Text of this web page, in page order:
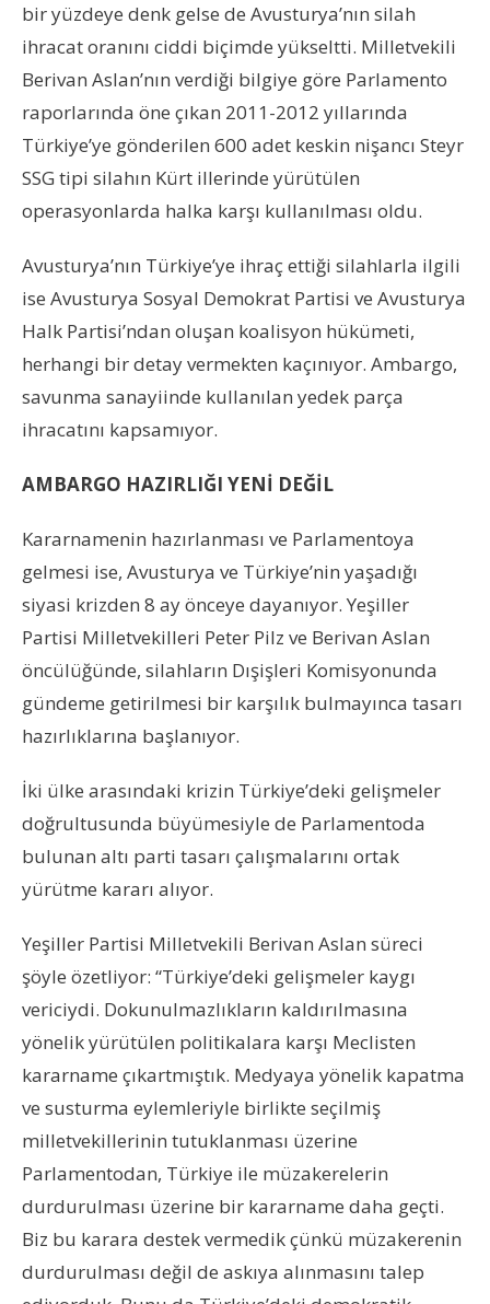
bir yüzdeye denk gelse de Avusturya’nın silah
ihracat oranını ciddi biçimde yükseltti. Milletvekili
Berivan Aslan’nın verdiği bilgiye göre Parlamento
raporlarında öne çıkan 2011-2012 yıllarında
Türkiye’ye gönderilen 600 adet keskin nişancı Steyr
SSG tipi silahın Kürt illerinde yürütülen
operasyonlarda halka karşı kullanılması oldu.
Avusturya’nın Türkiye’ye ihraç ettiği silahlarla ilgili
ise Avusturya Sosyal Demokrat Partisi ve Avusturya
Halk Partisi’ndan oluşan koalisyon hükümeti,
herhangi bir detay vermekten kaçınıyor. Ambargo,
savunma sanayiinde kullanılan yedek parça
ihracatını kapsamıyor.
AMBARGO HAZIRLIĞI YENİ DEĞİL
Kararnamenin hazırlanması ve Parlamentoya
gelmesi ise, Avusturya ve Türkiye’nin yaşadığı
siyasi krizden 8 ay önceye dayanıyor. Yeşiller
Partisi Milletvekilleri Peter Pilz ve Berivan Aslan
öncülüğünde, silahların Dışişleri Komisyonunda
gündeme getirilmesi bir karşılık bulmayınca tasarı
hazırlıklarına başlanıyor.
İki ülke arasındaki krizin Türkiye’deki gelişmeler
doğrultusunda büyümesiyle de Parlamentoda
bulunan altı parti tasarı çalışmalarını ortak
yürütme kararı alıyor.
Yeşiller Partisi Milletvekili Berivan Aslan süreci
şöyle özetliyor: “Türkiye’deki gelişmeler kaygı
vericiydi. Dokunulmazlıkların kaldırılmasına
yönelik yürütülen politikalara karşı Meclisten
kararname çıkartmıştık. Medyaya yönelik kapatma
ve susturma eylemleriyle birlikte seçilmiş
milletvekillerinin tutuklanması üzerine
Parlamentodan, Türkiye ile müzakerelerin
durdurulması üzerine bir kararname daha geçti.
Biz bu karara destek vermedik çünkü müzakerenin
durdurulması değil de askıya alınmasını talep